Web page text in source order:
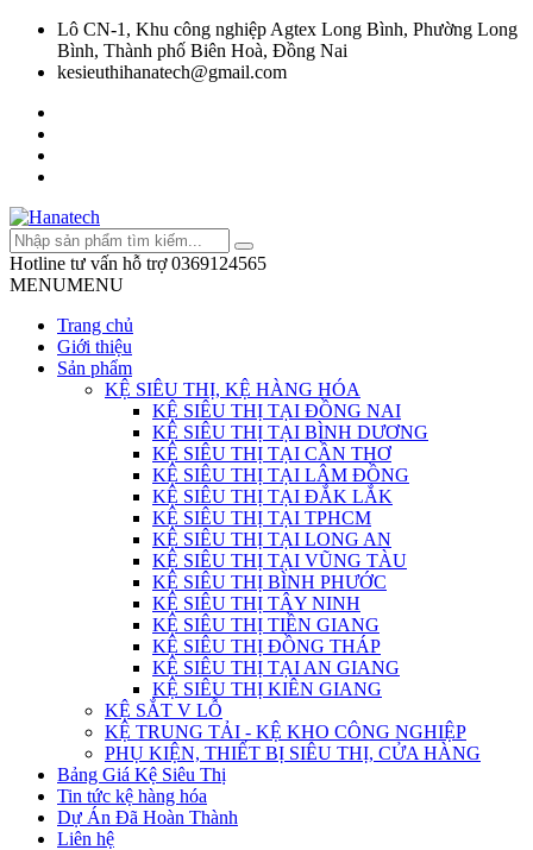
Lô CN-1, Khu công nghiệp Agtex Long Bình, Phường Long
Bình, Thành phố Biên Hoà, Đồng Nai
kesieuthihanatech@gmail.com
Hotline tư vấn hỗ trợ 0369124565
MENUMENU
Trang chủ
Giới thiệu
Sản phẩm
KỆ SIÊU THỊ, KỆ HÀNG HÓA
KỆ SIÊU THỊ TẠI ĐỒNG NAI
KỆ SIÊU THỊ TẠI BÌNH DƯƠNG
KỆ SIÊU THỊ TẠI CẦN THƠ
KỆ SIÊU THỊ TẠI LÂM ĐỒNG
KỆ SIÊU THỊ TẠI ĐẮK LẮK
KỆ SIÊU THỊ TẠI TPHCM
KỆ SIÊU THỊ TẠI LONG AN
KỆ SIÊU THỊ TẠI VŨNG TÀU
KỆ SIÊU THỊ BÌNH PHƯỚC
KỆ SIÊU THỊ TÂY NINH
KỆ SIÊU THỊ TIỀN GIANG
KỆ SIÊU THỊ ĐỒNG THÁP
KỆ SIÊU THỊ TẠI AN GIANG
KỆ SIÊU THỊ KIÊN GIANG
KỆ SẮT V LỖ
KỆ TRUNG TẢI - KỆ KHO CÔNG NGHIỆP
PHỤ KIỆN, THIẾT BỊ SIÊU THỊ, CỬA HÀNG
Bảng Giá Kệ Siêu Thị
Tin tức kệ hàng hóa
Dự Án Đã Hoàn Thành
Liên hệ